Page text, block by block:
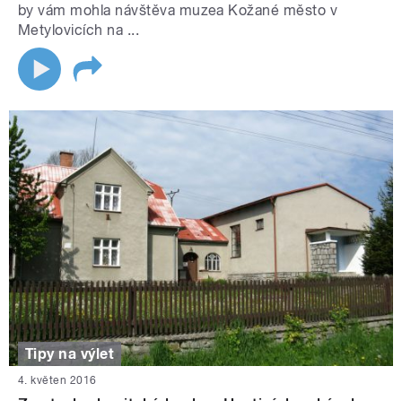
by vám mohla návštěva muzea Kožané město v
Metylovicích na ...
Tipy na výlet
4. květen 2016